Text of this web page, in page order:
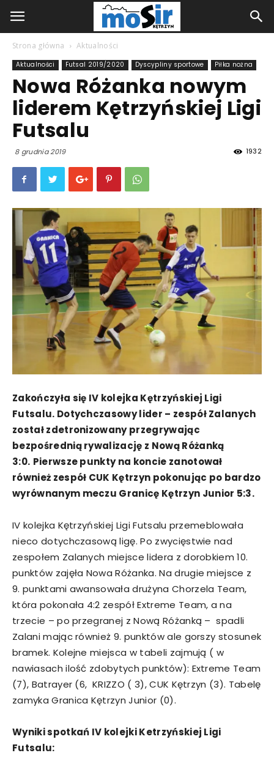
Strona główna Aktualności
Aktualności Futsal 2019/2020 Dyscypliny sportowe Piłka nożna
Nowa Różanka nowym
liderem Kętrzyńskiej Ligi
Futsalu
8 grudnia 2019 1932
Zakończyła się IV kolejka Kętrzyńskiej Ligi
Futsalu. Dotychczasowy lider – zespół Zalanych
został zdetronizowany przegrywając
bezpośrednią rywalizację z Nową Różanką
3:0. Pierwsze punkty na koncie zanotował
również zespół CUK Kętrzyn pokonując po bardzo
wyrównanym meczu Granicę Kętrzyn Junior 5:3.
IV kolejka Kętrzyńskiej Ligi Futsalu przemeblowała
nieco dotychczasową ligę. Po zwycięstwie nad
zespołem Zalanych miejsce lidera z dorobkiem 10.
punktów zajęła Nowa Różanka. Na drugie miejsce z
9. punktami awansowała drużyna Chorzela Team,
która pokonała 4:2 zespół Extreme Team, a na
trzecie – po przegranej z Nową Różanką – spadli
Zalani mając również 9. punktów ale gorszy stosunek
bramek. Kolejne miejsca w tabeli zajmują ( w
nawiasach ilość zdobytych punktów): Extreme Team
(7), Batrayer (6, KRIZZO ( 3), CUK Kętrzyn (3). Tabelę
zamyka Granica Kętrzyn Junior (0).
Wyniki spotkań IV kolejki Ketrzyńskiej Ligi
Futsalu: